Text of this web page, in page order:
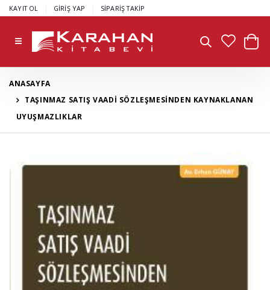
KAYIT OL GİRİŞ YAP SİPARİŞ TAKİP
ANASAYFA
TAŞINMAZ SATIŞ VAADİ SÖZLEŞMESİNDEN KAYNAKLANAN
UYUŞMAZLIKLAR